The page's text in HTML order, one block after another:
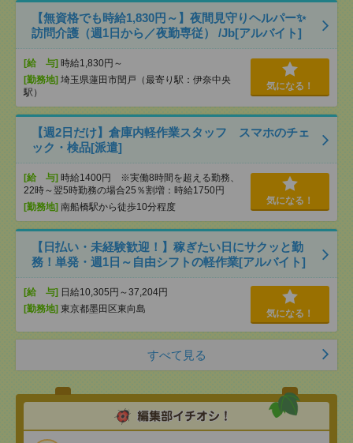
【無資格でも時給1,830円～】夜間見守りヘルパー✨
訪問介護（週1日から／夜勤専従） /Jb[アルバイト]
[給 与] 時給1,830円～
[勤務地] 埼玉県蓮田市閏戸（最寄り駅：伊奈中央
駅）
気になる！
【週2日だけ】倉庫内軽作業スタッフ スマホのチェ
ック・検品[派遣]
[給 与] 時給1400円 ※実働8時間を超える勤務、
22時～翌5時勤務の場合25％割増：時給1750円
[勤務地] 南船橋駅から徒歩10分程度
気になる！
【日払い・未経験歓迎！】稼ぎたい日にサクッと勤
務！単発・週1日～自由シフトの軽作業[アルバイト]
[給 与] 日給10,305円～37,204円
[勤務地] 東京都墨田区東向島 気になる！
すべて見る